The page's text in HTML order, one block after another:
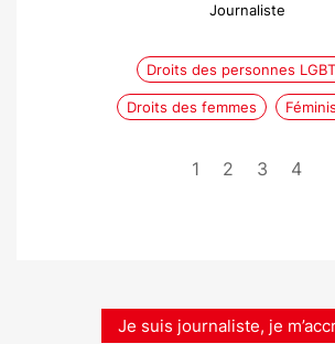
Journaliste
Droits des personnes
Droits des femmes
1 2 3 4
Je suis journaliste, je